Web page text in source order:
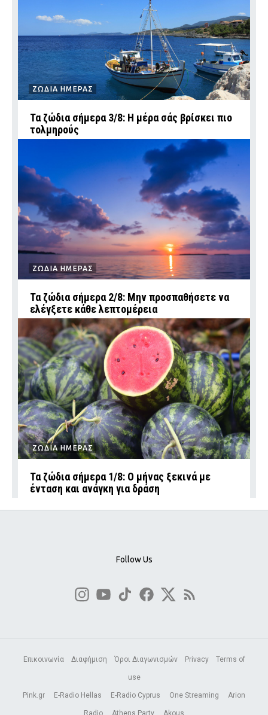
ΖΩΔΙΑ ΗΜΕΡΑΣ
Τα ζώδια σήμερα 3/8: Η μέρα σάς βρίσκει πιο
τολμηρούς
ΖΩΔΙΑ ΗΜΕΡΑΣ
Τα ζώδια σήμερα 2/8: Μην προσπαθήσετε να
ελέγξετε κάθε λεπτομέρεια
ΖΩΔΙΑ ΗΜΕΡΑΣ
Τα ζώδια σήμερα 1/8: Ο μήνας ξεκινά με
ένταση και ανάγκη για δράση
Follow Us
Επικοινωνία Διαφήμιση Όροι Διαγωνισμών Privacy Terms of
use
Pink.gr E-Radio Hellas E-Radio Cyprus One Streaming Arion
Radio Athens Party Akous